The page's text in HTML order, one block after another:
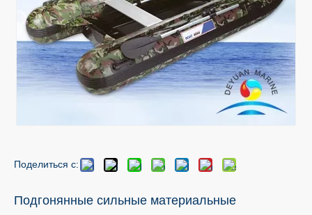
Поделиться с:
Подгонянные сильные материальные